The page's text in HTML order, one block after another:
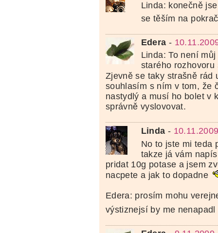
Linda: konečně
se těším na
Edera -
Linda: To není
starého
Zjevně se taky strašně rád
souhlasím s ním v tom, že
nastydlý a musí ho bolet v
správně vyslovovat.
Linda -
No to jste mi teda
takze já vám
pridat 10g potase a jsem
nacpete a jak to dopadne
Edera: prosím mohu
výstiznejsí by me nenapadl